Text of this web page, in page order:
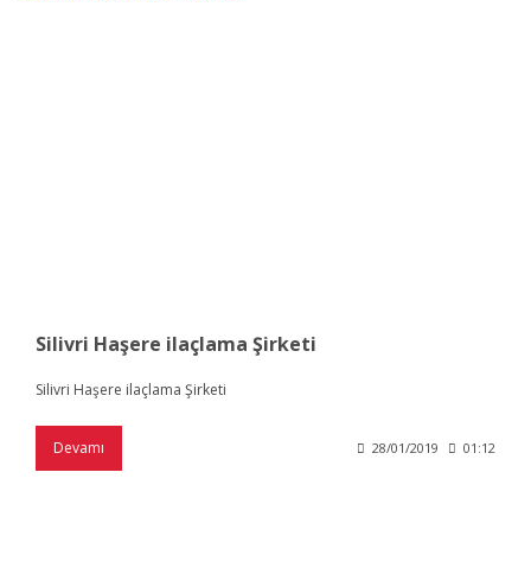
Silivri Haşere ilaçlama Şirketi
Silivri Haşere ilaçlama Şirketi
Devamı 28/01/2019 01:12